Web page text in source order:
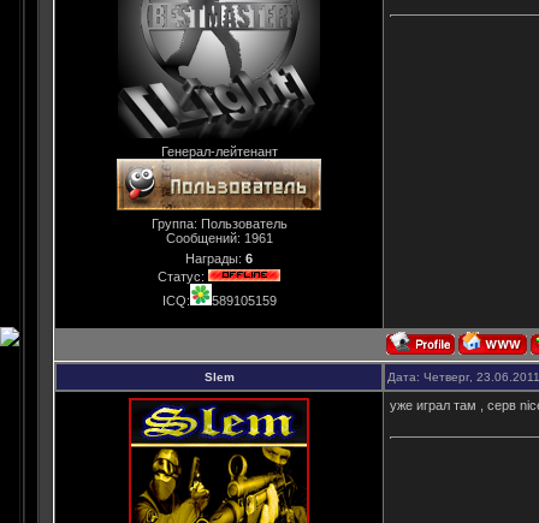
Генерал-лейтенант
Группа: Пользователь
Сообщений: 1961
Награды: 6
Статус:
ICQ:
589105159
Slem Дата: Четверг,
уже играл там , серв